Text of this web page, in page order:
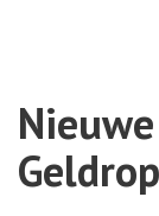
Geldrop